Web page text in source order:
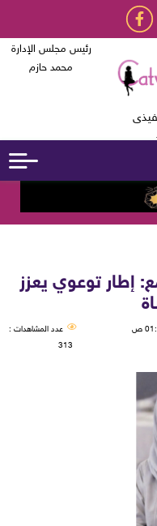
رئيس مجلس الإدارة
محمد حازم
إطار توعوي يعزز
ص
عدد المشاهدات :
313